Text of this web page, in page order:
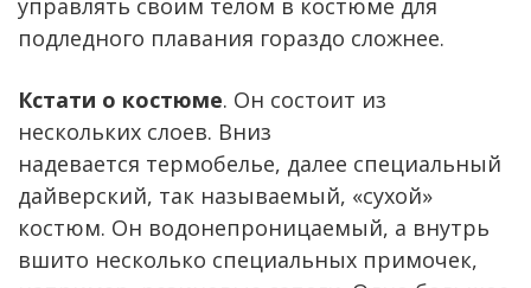
управлять своим телом в костюме для
подледного плавания гораздо сложнее.
Кстати о костюме. Он состоит из
нескольких слоев. Вниз
надевается термобелье, далее специальный
дайверский, так называемый, «сухой»
костюм. Он водонепроницаемый, а внутрь
вшито несколько специальных примочек,